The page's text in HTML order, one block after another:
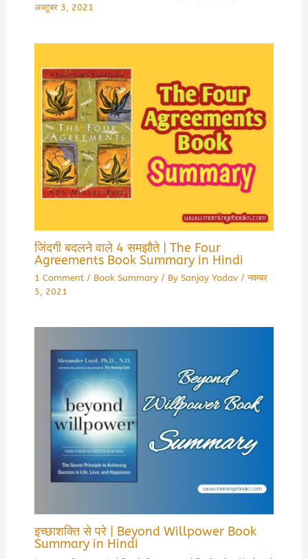
अक्टूबर 3, 2021
जिंदगी बदलने वाले 4 समझौते | The Four
Agreements Book Summary in Hindi
1 Comment / Book Summary/ By Sanjay Yadav /नवम्बर
5, 2021
इच्छाशक्ति से परे | Beyond Willpower Book
Summary in Hindi